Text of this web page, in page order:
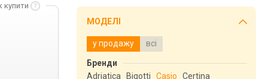
купити
МОДЕЛІ
у продажу всі
Бренди
Adriatica
Bigotti Casio
Certina